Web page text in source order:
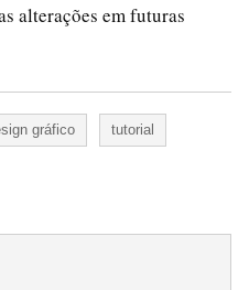
alterações em futuras
gráfico tutorial